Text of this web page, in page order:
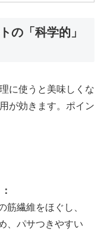
の「科学的」
に使うと美味しくな
が効きます。ポイン
筋繊維をほぐし、
、パサつきやすい